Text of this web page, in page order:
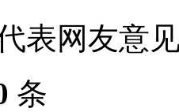
表网友意
条